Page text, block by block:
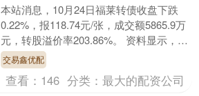
本站消息，10月24日福莱转债收盘下跌
0.22%，报118.74元/张，成交额5865.9万
元，转股溢价率203.86%。 资料显示，福
莱转债信用级别为“AA”....
交易鑫优配
查看： 146 分类：最大的配资公司